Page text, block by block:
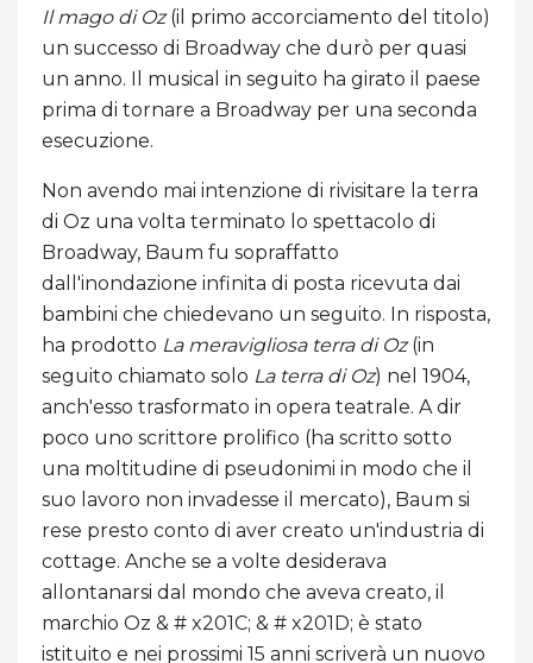
Il mago di Oz(il primo accorciamento del titolo)
un successo di Broadway che durò per quasi
un anno. Il musical in seguito ha girato il paese
prima di tornare a Broadway per una seconda
esecuzione.
Non avendo mai intenzione di rivisitare la terra
di Oz una volta terminato lo spettacolo di
Broadway, Baum fu sopraffatto
dall'inondazione infinita di posta ricevuta dai
bambini che chiedevano un seguito. In risposta,
ha prodotto La meravigliosa terra di Oz(in
seguito chiamato solo La terra di Oz) nel 1904,
anch'esso trasformato in opera teatrale. A dir
poco uno scrittore prolifico (ha scritto sotto
una moltitudine di pseudonimi in modo che il
suo lavoro non invadesse il mercato), Baum si
rese presto conto di aver creato un'industria di
cottage. Anche se a volte desiderava
allontanarsi dal mondo che aveva creato, il
marchio Oz & # x201C; & # x201D; è stato
istituito e nei prossimi 15 anni scriverà un nuovo